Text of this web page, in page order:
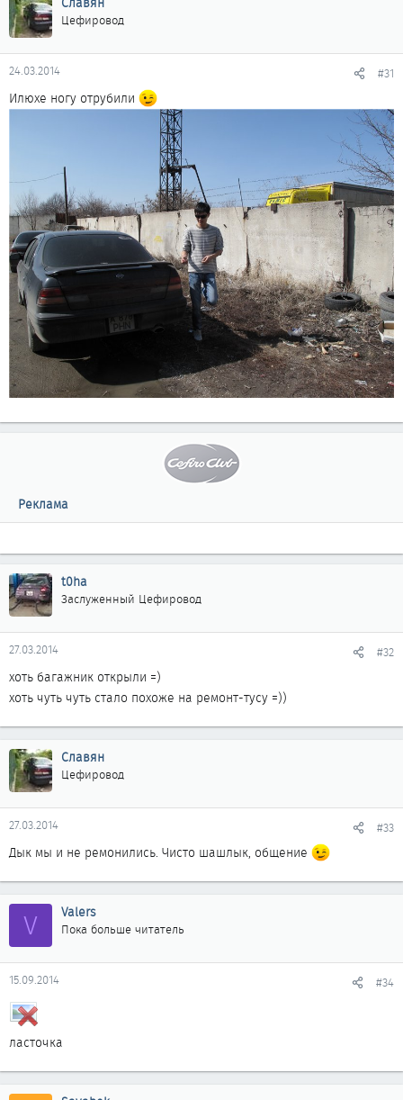
Цефировод
24.03.2014 #31
Илюхе ногу отрубили
Реклама
t0ha
Заслуженный Цефировод
27.03.2014 #32
хоть багажник открыли =)
хоть чуть чуть стало похоже на ремонт-тусу =))
Славян
Цефировод
27.03.2014 #33
Дык мы и не ремонились. Чисто шашлык, общение
V Valers
Пока больше читатель
15.09.2014 #34
ласточка